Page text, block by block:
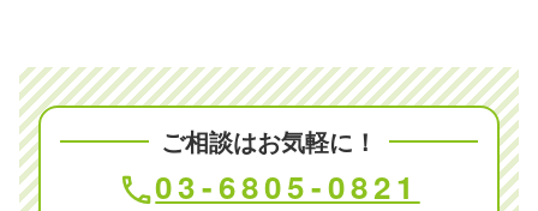
ご相談はお気軽に！
phone03-6805-0821